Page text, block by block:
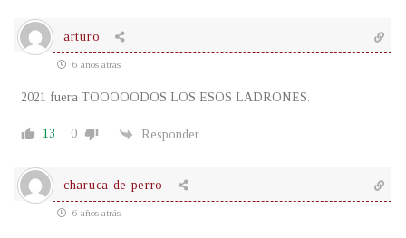
arturo
6 años atrás
2021 fuera TOOOOODOS LOS ESOS LADRONES.
13 0 Responder
charuca de perro
6 años atrás